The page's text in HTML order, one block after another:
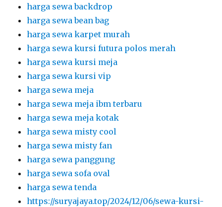
harga sewa backdrop
harga sewa bean bag
harga sewa karpet murah
harga sewa kursi futura polos merah
harga sewa kursi meja
harga sewa kursi vip
harga sewa meja
harga sewa meja ibm terbaru
harga sewa meja kotak
harga sewa misty cool
harga sewa misty fan
harga sewa panggung
harga sewa sofa oval
harga sewa tenda
https://suryajaya.top/2024/12/06/sewa-kursi-